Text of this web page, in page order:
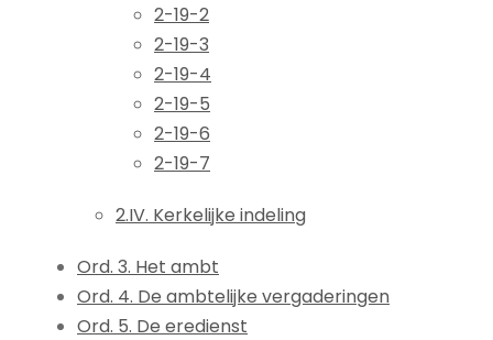
2-19-2
2-19-3
2-19-4
2-19-5
2-19-6
2-19-7
2.IV. Kerkelijke indeling
Ord. 3. Het ambt
Ord. 4. De ambtelijke vergaderingen
Ord. 5. De eredienst